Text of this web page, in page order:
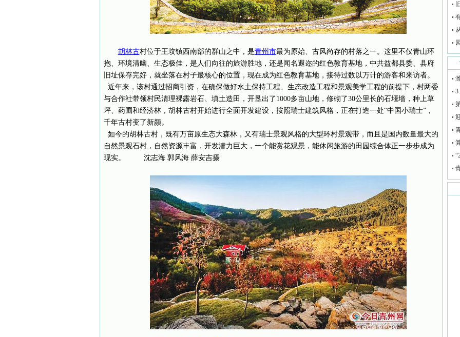
胡林古村位于王坟镇西南部的群山之中，是青州市最为原始、古风尚存的村落之一。这里不仅青山环
抱、环境清幽、生态极佳，是人们向往的旅游胜地，还是闻名遐迩的红色教育基地，中共益都县委、县府
旧址保存完好，就坐落在村子最核心的位置，现在成为红色教育基地，接待过数以万计的游客和来访者。
近年来，该村通过招商引资，在确保做好水土保持工程、生态改造工程和景观美学工程的前提下，村两委
与合作社带领村民清理裸露岩石、填土造田，开垦出了1000多亩山地，修砌了30公里长的石堰墙，种上草
坪、药圃和经济林，胡林古村开始进行全面开发建设，按照瑞士建筑风格，正在打造一处“中国小瑞士”，
千年古村变了新颜。
如今的胡林古村，既有万亩原生态大森林，又有瑞士景观风格的大型环村景观带，而且是国内数量最大的
自然景观石村，自然资源丰富，开发潜力巨大，一个能赏花观景，能休闲旅游的田园综合体正一步步成为
现实。 沈志海 郭风海 薛安吉摄